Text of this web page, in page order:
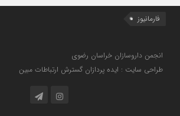
فارمانیوز
انجمن داروسازان خراسان رضوی
طراحی سایت : ایده پردازان گسترش ارتباطات مبین